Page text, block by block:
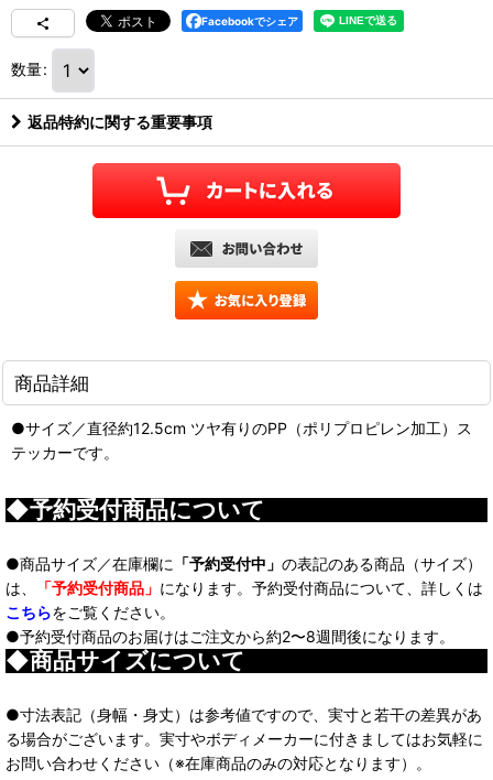
Facebookでシェア
数量:
返品特約に関する重要事項
商品詳細
●サイズ／直径約12.5cm ツヤ有りのPP（ポリプロピレン加工）ス
テッカーです。
◆予約受付商品について
●商品サイズ／在庫欄に 「予約受付中」 の表記のある商品（サイズ）
は、
「予約受付商品」 になります。予約受付商品について、詳しくは
こちらをご覧ください。
●予約受付商品のお届けはご注文から約2〜8週間後になります。
◆商品サイズについて
●寸法表記（身幅・身丈）は参考値ですので、実寸と若干の差異があ
る場合がございます。実寸やボディメーカーに付きましてはお気軽に
お問い合わせください（※在庫商品のみの対応となります）。